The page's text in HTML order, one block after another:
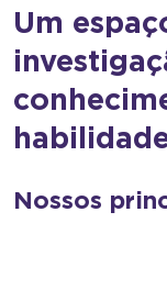
Um
Nossos